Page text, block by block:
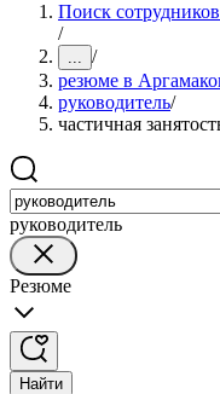
Поиск
/
... /
резюме в
руководитель/
частичная
руководитель
Резюме
Найти